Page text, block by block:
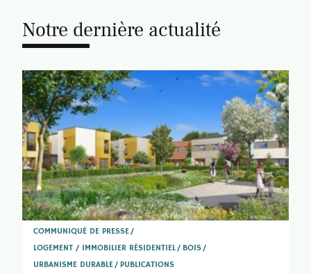
Notre dernière actualité
COMMUNIQUÉ DE PRESSE
LOGEMENT / IMMOBILIER RÉSIDENTIEL
BOIS
URBANISME DURABLE
PUBLICATIONS